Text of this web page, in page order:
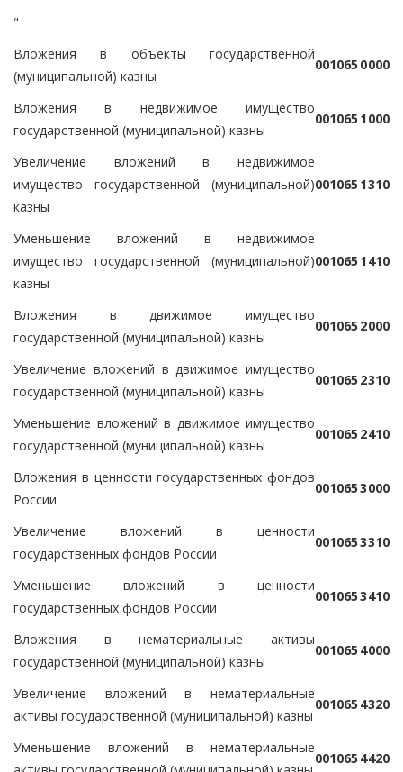
"
Вложения в объекты государственной
(муниципальной) казны
001065 0000
Вложения в недвижимое имущество
государственной (муниципальной) казны
001065 1000
Увеличение вложений в недвижимое
имущество государственной (муниципальной)
казны
001065 1310
Уменьшение вложений в недвижимое
имущество государственной (муниципальной)
казны
001065 1410
Вложения в движимое имущество
государственной (муниципальной) казны
001065 2000
Увеличение вложений в движимое имущество
государственной (муниципальной) казны
001065 2310
Уменьшение вложений в движимое имущество
государственной (муниципальной) казны
001065 2410
Вложения в ценности государственных фондов
России
0010653000
Увеличение вложений в ценности
государственных фондов России
0010653310
Уменьшение вложений в ценности
государственных фондов России
0010653410
Вложения в нематериальные активы
государственной (муниципальной) казны
001065 4000
Увеличение вложений в нематериальные
активы государственной (муниципальной) казны
001065 4320
Уменьшение вложений в нематериальные
001065 4420